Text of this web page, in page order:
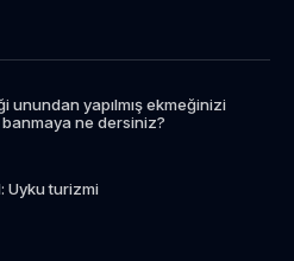
unundan yapılmış ekmeğinizi
banmaya ne dersiniz?
Uyku turizmi